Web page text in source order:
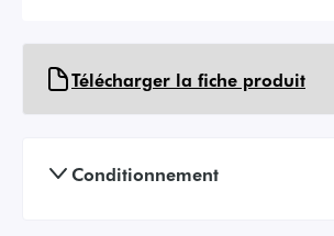
Télécharger la fiche produit
Conditionnement